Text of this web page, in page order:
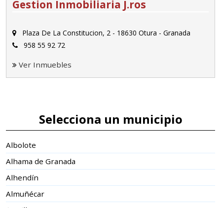
Gestion Inmobiliaria J.ros
Plaza De La Constitucion, 2 - 18630 Otura - Granada
958 55 92 72
Ver Inmuebles
Selecciona un municipio
Albolote
Alhama de Granada
Alhendín
Almuñécar